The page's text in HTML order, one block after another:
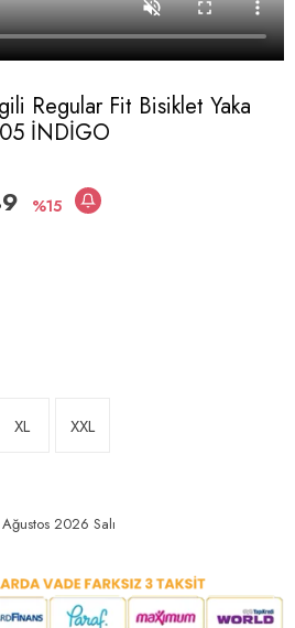
Regular Fit Bisiklet Yaka
İNDİGO
15
XL XXL
Ağustos 2026 Salı